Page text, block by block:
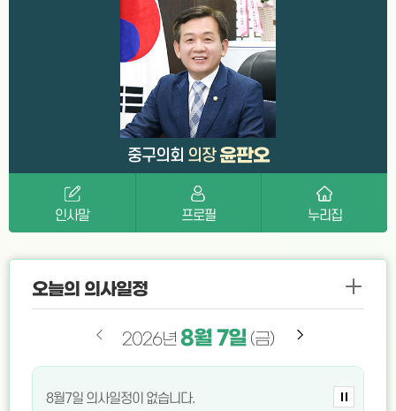
중구의회 의장윤판오
인사말 프로필 누리집
오늘의 의사일정
2026년 8월 7일 (금)
8월 8일 (토)
8월 9일 (일)
8월10일 (월)
8월 11일 (화)
8월12일 (수)
8월13일 (목)
8월14일 (금)
8월15일 (토)
8월16일 (일)
8월 17일 (월)
8월18일 (화)
8월19일 (수)
8월20일 (목)
8월7일 의사일정이 없습니다.
8월8일 의사일정이 없습니다.
8월9일 의사일정이 없습니다.
8월10일 의사일정이 없습니다.
8월11일 의사일정이 없습니다.
8월12일 의사일정이 없습니다.
8월13일 의사일정이 없습니다.
8월14일 의사일정이 없습니다.
8월15일 의사일정이 없습니다.
8월16일 의사일정이 없습니다.
8월17일 의사일정이 없습니다.
8월18일 의사일정이 없습니다.
8월19일 의사일정이 없습니다.
8월20일 의사일정이 없습니다.